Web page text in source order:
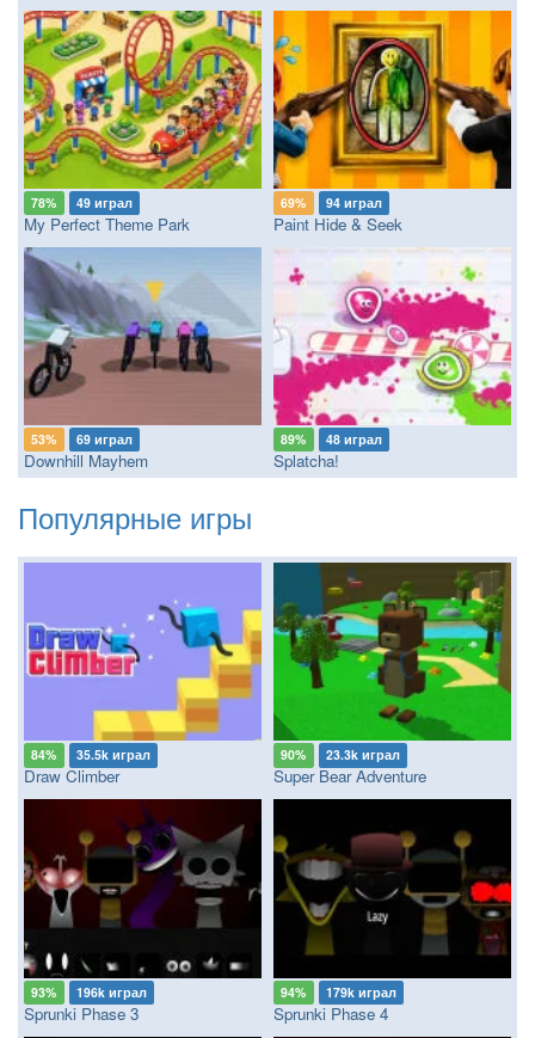
78% 49 играл
My Perfect Theme Park
69% 94 играл
Paint Hide & Seek
53% 69 играл
Downhill Mayhem
89% 48 играл
Splatcha!
Популярные игры
84% 35.5k играл
Draw Climber
90% 23.3k играл
Super Bear Adventure
93% 196k играл
Sprunki Phase 3
94% 179k играл
Sprunki Phase 4